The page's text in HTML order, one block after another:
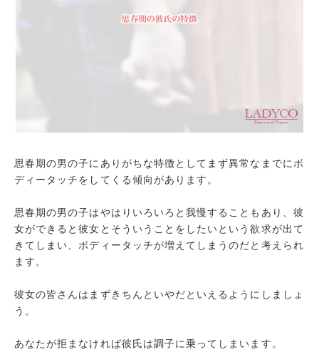
カッコつけたがる
思春期の男の子にありがちな特徴としてまず異常なまでにボ
ディータッチをしてくる傾向があります。
思春期の男の子はやはりいろいろと我慢することもあり、彼
女ができると彼女とそういうことをしたいという欲求が出て
きてしまい、ボディータッチが増えてしまうのだと考えられ
ます。
彼女の皆さんはまずきちんといやだといえるようにしましょ
う。
あなたが拒まなければ彼氏は調子に乗ってしまいます。